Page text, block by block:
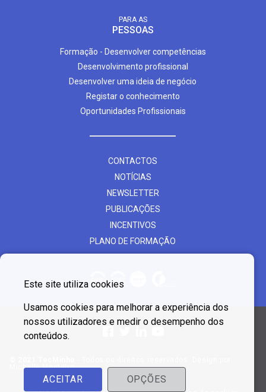
PARA AS
PESSOAS
Formação - Desenvolver competências
Desenvolvimento profissional
Desenvolver uma ideia de negócio
Registar o conhecimento
Oportunidades Profissionais
CONTACTOS
NOTÍCIAS
NEWSLETTER
PUBLICAÇÕES
INCENTIVOS
PLANO DE FORMAÇÃO
Michelle Monteiro
Este site utiliza cookies
Usamos cookies para melhorar a experiência dos
nossos utilizadores e medir o desempenho dos
conteúdos.
ACEITAR OPÇÕES